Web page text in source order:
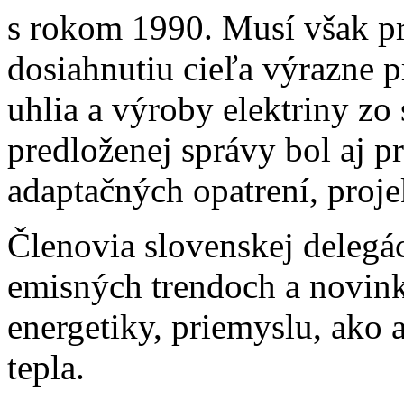
s rokom 1990. Musí však
dosiahnutiu cieľa výrazne
uhlia a výroby elektriny zo
predloženej správy bol aj
adaptačných opatrení,
Členovia slovenskej
emisných trendoch a
energetiky, priemyslu, ako
tepla.